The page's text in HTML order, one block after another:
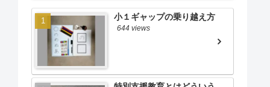
小１ギャップの乗り越え方
644 views